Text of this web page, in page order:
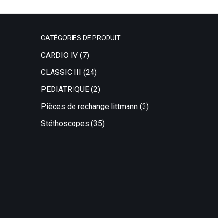
CATÉGORIES DE PRODUIT
CARDIO IV (7)
CLASSIC III (24)
PEDIATRIQUE (2)
Pièces de rechange littmann (3)
Stéthoscopes (35)